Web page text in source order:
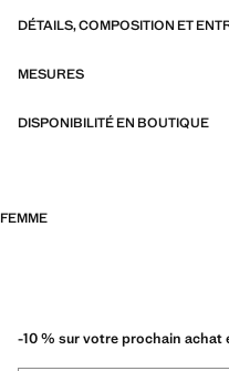
DÉTAILS, COMPOSITION ET
MESURES
DISPONIBILITÉ EN BOUTIQUE
FEMME
-10 % sur votre prochain